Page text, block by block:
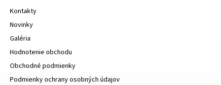
Kontakty
Novinky
Galéria
Hodnotenie obchodu
Obchodné podmienky
Podmienky ochrany osobných údajov